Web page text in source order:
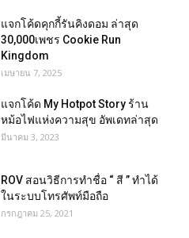
แจกโค้ดคุกกี้รันคิงดอม ล่าสุด
30,000เพชร Cookie Run
Kingdom
เมษายน 7, 2025
แจกโค้ด My Hotpot Story ร้าน
หม้อไฟแห่งความสุข อัพเดทล่าสุด
มีนาคม 3, 2023
ROV สอนวิธีการทำชื่อ “ สี ” ทำได้
ในระบบโทรศัพท์มือถือ
กรกฎาคม 25, 2021